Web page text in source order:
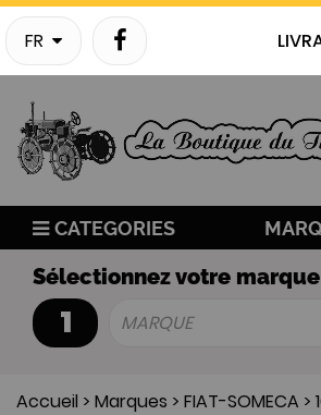
FR
CATEGORIES
Sélectionnez votre marque
1 MARQUE
Accueil > Marques > FIAT-SOMECA >